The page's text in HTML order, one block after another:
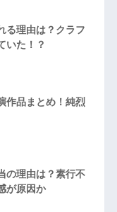
る理由は？クラフ
いた！？
作品まとめ！純烈
の理由は？素行不
が原因か